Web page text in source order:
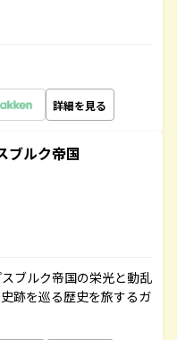
詳細を見る
ルク帝国
ブルク帝国の栄光と動乱
跡を巡る歴史を旅するガ